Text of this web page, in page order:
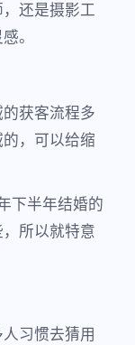
还是摄影工
。
获客流程多
，可以给缩
下半年结婚的
所以就特意
习惯去猜用